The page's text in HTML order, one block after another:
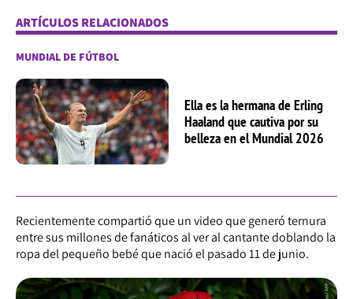
ARTÍCULOS RELACIONADOS
MUNDIAL DE FÚTBOL
Ella es la hermana de Erling
Haaland que cautiva por su
belleza en el Mundial 2026
Recientemente compartió que un video que generó ternura
entre sus millones de fanáticos al ver al cantante doblando la
ropa del pequeño bebé que nació el pasado 11 de junio.